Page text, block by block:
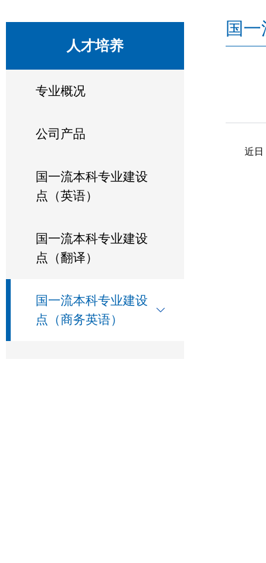
人才培养
专业概况
公司产品
国一流本科专业建设
点（英语）
国一流本科专业建设
点（翻译）
国一流本科专业建设
点（商务英语）
国
近日